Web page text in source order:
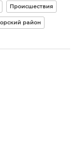
Происшествия
район